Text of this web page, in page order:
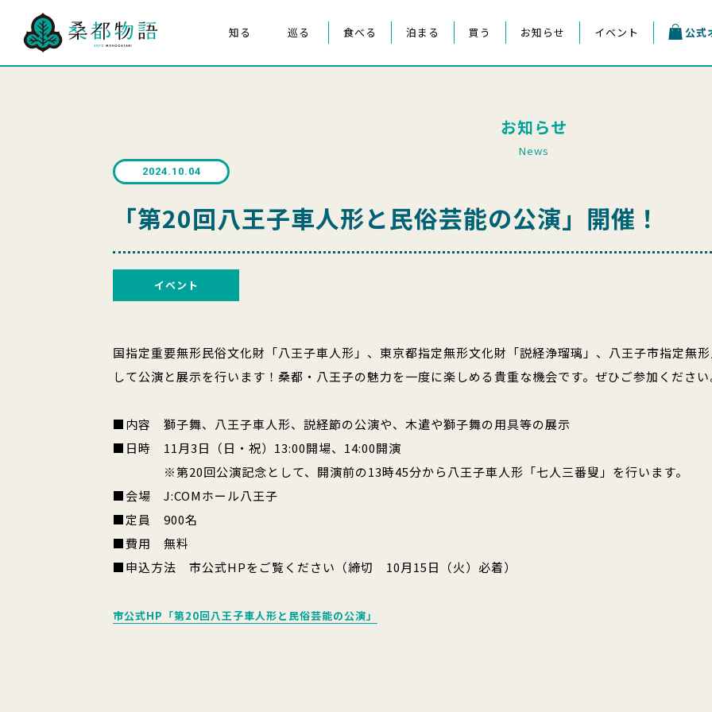
知る
桑都物語について
クイズ de ポスター
巡る
八王子まつり
食べる 泊まる 買う お知らせ イベント 公式
お知らせ
News
2024.10.04
「第20回八王子車人形と民俗芸能の公演」開催！
イベント
国指定重要無形民俗文化財「八王子車人形」、東京都指定無形文化財「説経浄瑠璃」、八王子市指定無
して公演と展示を行います！桑都・八王子の魅力を一度に楽しめる貴重な機会です。ぜひご参加くださ
■内容 獅子舞、八王子車人形、説経節の公演や、木遣や獅子舞の用具等の展示
■日時 11月3日（日・祝）13:00開場、14:00開演
※第20回公演記念として、開演前の13時45分から八王子車人形「七人三番叟」を行います。
■会場 J:COMホール八王子
■定員 900名
■費用 無料
■申込方法 市公式HPをご覧ください（締切 10月15日（火）必着）
市公式HP「第20回八王子車人形と民俗芸能の公演」